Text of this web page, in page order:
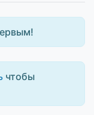
чтобы